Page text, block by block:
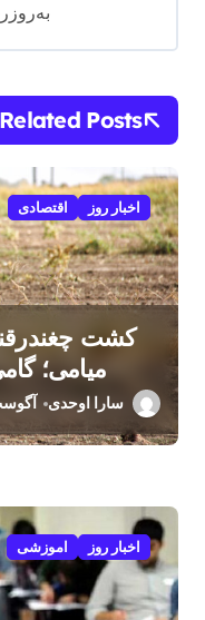
Related Posts
اخبار روز اقتصادی
میامی؛
سارا اوحدی آگوست 6,
اخبار روز اموزشی